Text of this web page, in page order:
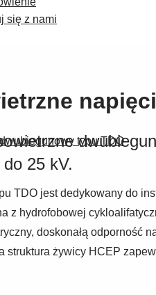
się z nami
typu TDO
25 kV.
TDO jest dedykowany do
z hydrofobowej
doskonałą
struktura żywicy HCEP